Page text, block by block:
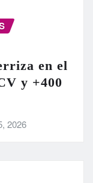
en el
y +400
2026